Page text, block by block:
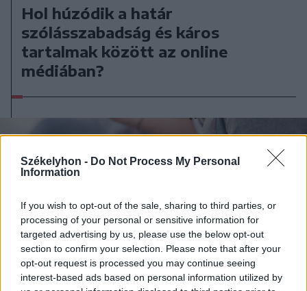
Székelyhon - Do Not Process My Personal
Information
If you wish to opt-out of the sale, sharing to third parties, or
processing of your personal or sensitive information for
targeted advertising by us, please use the below opt-out
section to confirm your selection. Please note that after your
opt-out request is processed you may continue seeing
interest-based ads based on personal information utilized by
Hol húzódik a határ
szólásszabadság és káros
tartalmak között az online
médiában?